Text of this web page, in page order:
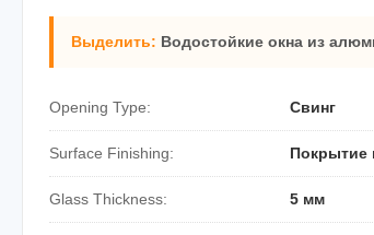
Выделить: Водостойкие окна из
Opening Type: Свинг
Surface Finishing: Покрытие
Glass Thickness: 5 мм